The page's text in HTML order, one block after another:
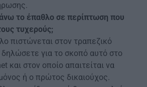
το έπαθλο σε περίπτωση που
τυχερούς;
πιστώνεται στον τραπεζικό
για το σκοπό αυτό στο
και στον οποίο απαιτείται να
ή ο πρώτος δικαιούχος.